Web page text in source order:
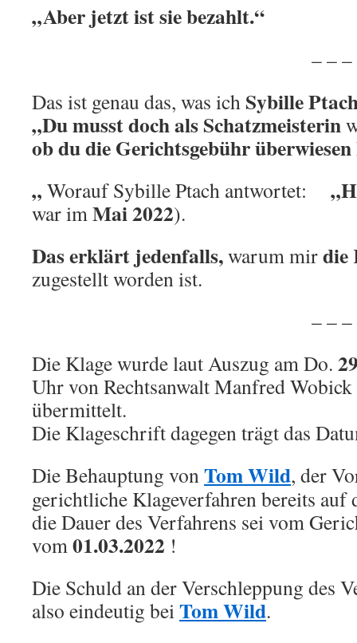
„Aber jetzt ist sie bezahlt.“
– – – – –
Das ist genau das, was ich Sybille
„Du musst doch als Schatzmeisterin
ob du die Gerichtsgebühr
„ Worauf Sybille Ptach antwortet:
war imMai 2022).
Das erklärt jedenfalls,warum mirdie
zugestellt worden ist.
– – – – –
Die Klage wurde laut Auszug am Do.
Uhr von Rechtsanwalt Manfred
übermittelt.
Die Klageschrift dagegen trägt das
Die Behauptung vonTom Wild, der
gerichtliche Klageverfahren bereits auf
die Dauer des Verfahrens sei vom
vom01.03.2022 !
Die Schuld an der Verschleppung des
also eindeutig beiTom Wild.